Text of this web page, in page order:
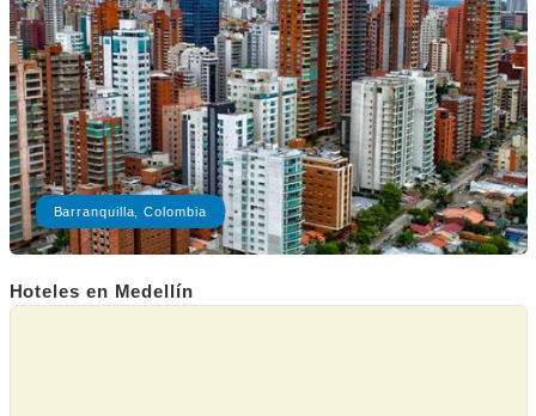
Barranquilla, Colombia
Hoteles en Medellín